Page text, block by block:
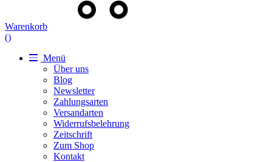
Warenkorb
()
Menü
Über uns
Blog
Newsletter
Zahlungsarten
Versandarten
Widerrufsbelehrung
Zeitschrift
Zum Shop
Kontakt